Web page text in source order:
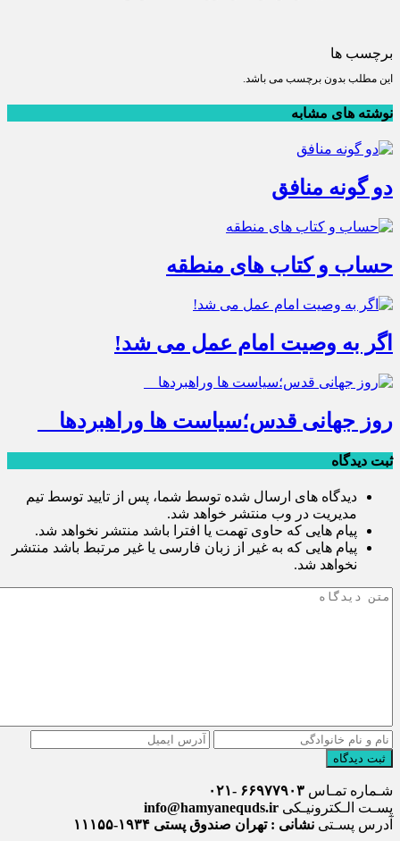
برچسب ها
این مطلب بدون برچسب می باشد.
نوشته های مشابه
دو گونه منافق
حساب و کتاب های منطقه
اگر به وصیت امام عمل می شد!
روز جهانی قدس؛سیاست ها وراهبردها
ثبت دیدگاه
دیدگاه های ارسال شده توسط شما، پس از تایید توسط تیم
مدیریت در وب منتشر خواهد شد.
پیام هایی که حاوی تهمت یا افترا باشد منتشر نخواهد شد.
پیام هایی که به غیر از زبان فارسی یا غیر مرتبط باشد منتشر
نخواهد شد.
ثبت دیدگاه
شـماره تمـاس ۶۶۹۷۷۹۰۳ -۰۲۱
پسـت الـکترونیـکی info@hamyanequds.ir
آدرس پسـتی نشانی : تهران صندوق پستی ۱۹۳۴-۱۱۱۵۵